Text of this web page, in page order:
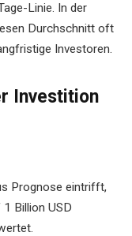
Linie. In der
Durchschnitt oft
Investoren.
Investition
Prognose eintrifft,
Billion USD